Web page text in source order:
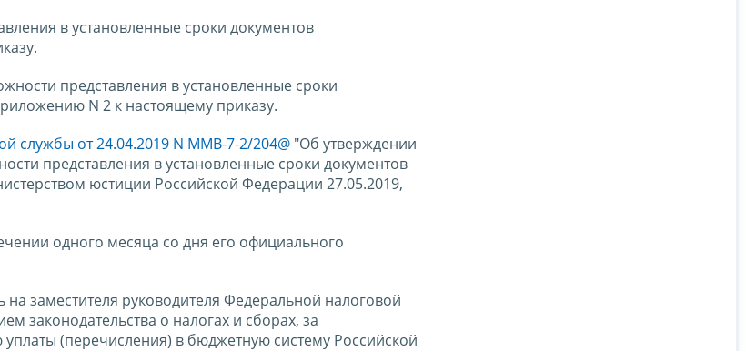
в установленные сроки документов
представления в установленные сроки
N 2 к настоящему приказу.
службы от 24.04.2019 N ММВ-7-2/204@ "Об утверждении
представления в установленные сроки документов
юстиции Российской Федерации 27.05.2019,
одного месяца со дня его официального
заместителя руководителя Федеральной налоговой
законодательства о налогах и сборах, за
(перечисления) в бюджетную систему Российской